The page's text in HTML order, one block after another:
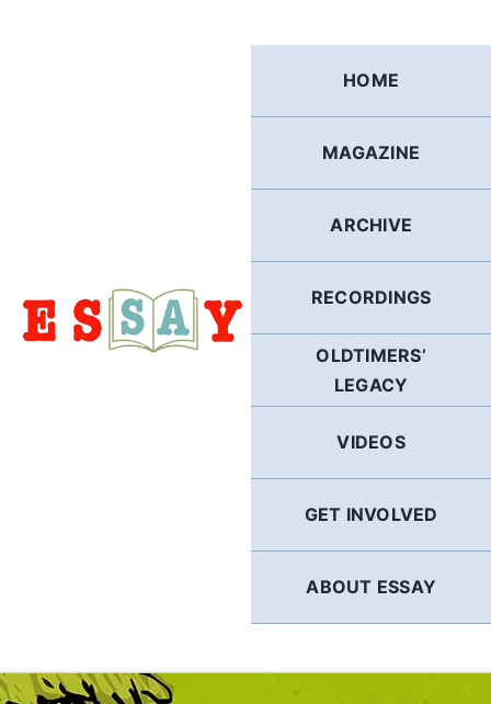
HOME
MAGAZINE
ARCHIVE
RECORDINGS
OLDTIMERS’
LEGACY
VIDEOS
GET INVOLVED
ABOUT ESSAY